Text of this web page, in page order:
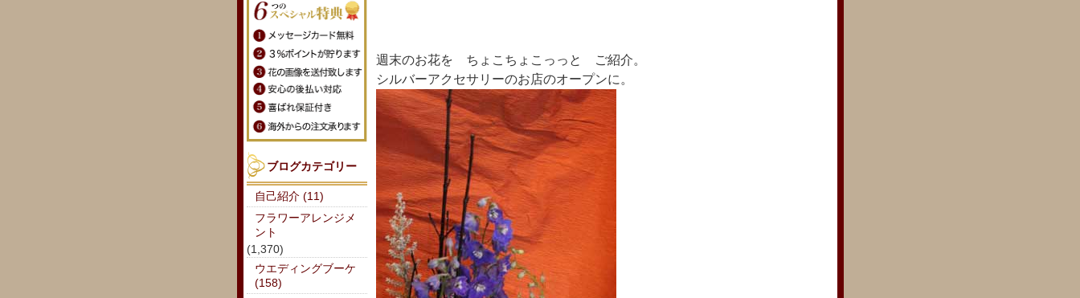
週末のお花を ちょこちょこっっと ご紹介。
シルバーアクセサリーのお店のオープンに。
ブログカテゴリー
自己紹介 (11)
フラワーアレンジメ
ント
(1,370)
ウエディングブーケ
(158)